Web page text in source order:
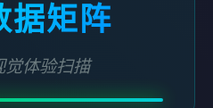
据矩阵
觉体验扫描